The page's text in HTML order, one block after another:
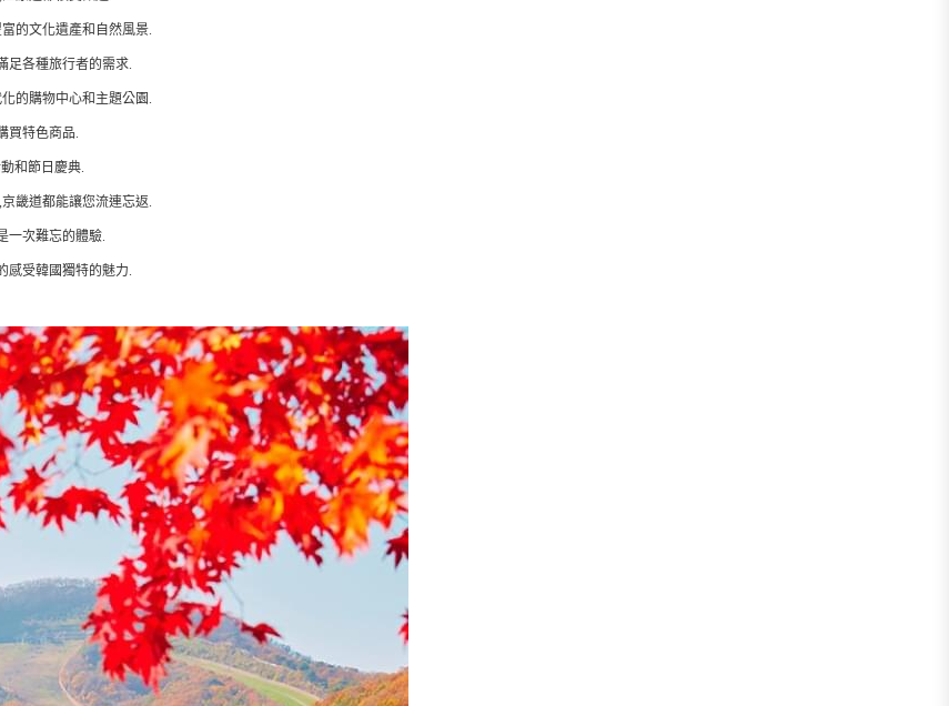
的文化遺產和自然風景.
足各種旅行者的需求.
的購物中心和主題公園.
買特色商品.
和節日慶典.
畿道都能讓您流連忘返.
一次難忘的體驗.
感受韓國獨特的魅力.